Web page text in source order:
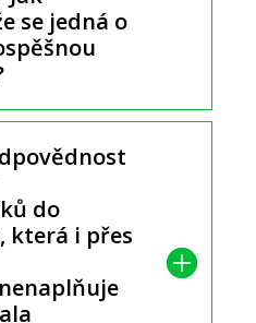
se jedná o
do
která i přes